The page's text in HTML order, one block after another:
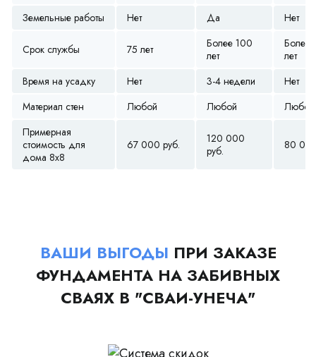
Земельные работы Нет Да Нет
Срок службы 75 лет
Более 100
лет
Более
лет
Время на усадку
Нет 3-4 недели
Нет
Материал стен
Любой Любой
Любой
Примерная
стоимость для
дома 8х8
67 000 руб.
120 000
руб.
80
ВАШИ ВЫГОДЫ ПРИ ЗАКАЗЕ
ФУНДАМЕНТА НА ЗАБИВНЫХ
СВАЯХ В "СВАИ-УНЕЧА"